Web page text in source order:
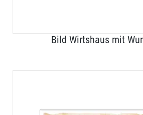
Bild Wirtshaus mit